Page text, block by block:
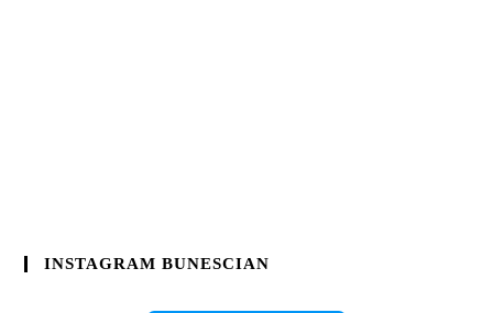
INSTAGRAM BUNESCIAN